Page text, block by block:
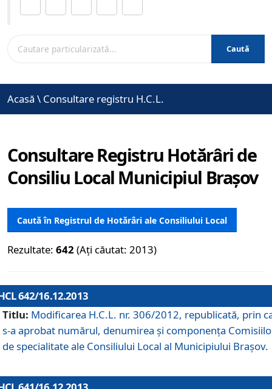
Caută
Acasă \ Consultare registru H.C.L.
Consultare Registru Hotărâri de
Consiliu Local Municipiul Brașov
Caută în Registrul de Hotărâri ale Consiliului Local
Rezultate: 642 (Ați căutat: 2013)
642/16.12.2013
Titlu: Modificarea H.C.L. nr. 306/2012, republicată, prin
s-a aprobat numărul, denumirea şi componenţa
de specialitate ale Consiliului Local al Municipiului Braşov.